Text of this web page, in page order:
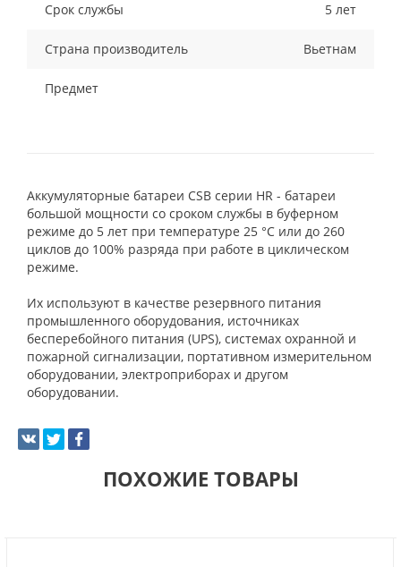
Срок службы 5 лет
Страна производитель Вьетнам
Предмет
Аккумуляторные батареи CSB серии HR - батареи
большой мощности со сроком службы в буферном
режиме до 5 лет при температуре 25 °С или до 260
циклов до 100% разряда при работе в циклическом
режиме.
Их используют в качестве резервного питания
промышленного оборудования, источниках
бесперебойного питания (UPS), системах охранной и
пожарной сигнализации, портативном измерительном
оборудовании, электроприборах и другом
оборудовании.
ПОХОЖИЕ ТОВАРЫ